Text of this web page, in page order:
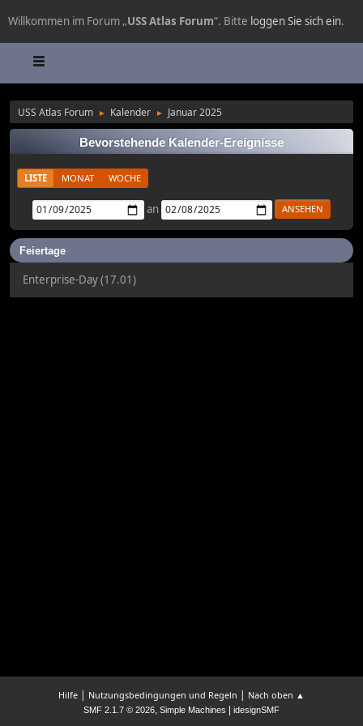
Willkommen im Forum „USS Atlas Forum“. Bitte loggen Sie sich ein.
USS Atlas Forum ► Kalender ► Januar 2025
Bevorstehende Kalender-Ereignisse
LISTE MONAT WOCHE
an
Feiertage
Enterprise-Day (17.01)
Hilfe | Nutzungsbedingungen und Regeln | Nach oben ▲
SMF 2.1.7 © 2026, Simple Machines idesignSMF